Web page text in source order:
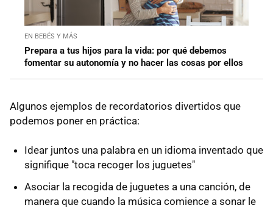
EN BEBÉS Y MÁS
Prepara a tus hijos para la vida: por qué debemos
fomentar su autonomía y no hacer las cosas por ellos
Algunos ejemplos de recordatorios divertidos que
podemos poner en práctica:
Idear juntos una palabra en un idioma inventado que
signifique "toca recoger los juguetes"
Asociar la recogida de juguetes a una canción, de
manera que cuando la música comience a sonar le